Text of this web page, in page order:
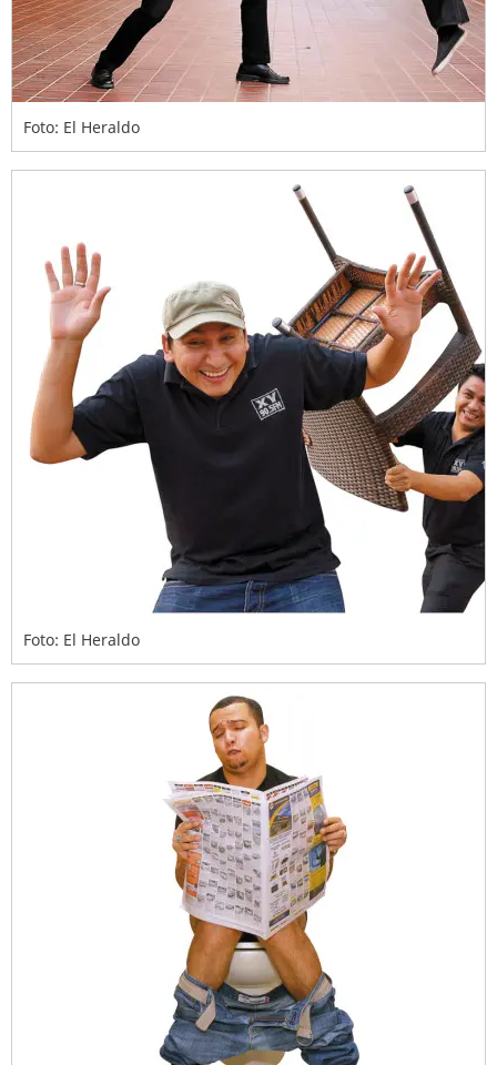
Foto: El Heraldo
Foto: El Heraldo